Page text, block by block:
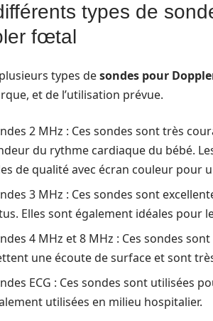
types de
fœtal
types desondes pour
et de l’utilisation prévue.
2 MHz : Ces sondes sont très
du rythme cardiaque du bébé.
de qualité avec écran couleur pour
3 MHz : Ces sondes sont
Elles sont également idéales pour
4 MHz et 8 MHz : Ces sondes
une écoute de surface et sont
ECG : Ces sondes sont utilisées
utilisées en milieu hospitalier.